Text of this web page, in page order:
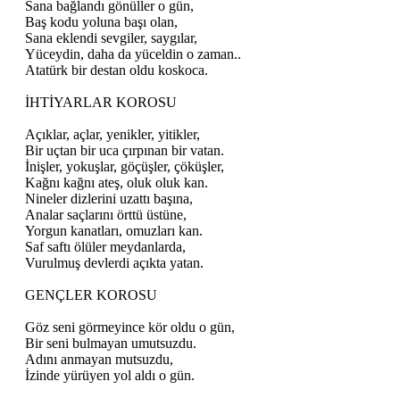
Sana bağlandı gönüller o gün,
Baş kodu yoluna başı olan,
Sana eklendi sevgiler, saygılar,
Yüceydin, daha da yüceldin o zaman..
Atatürk bir destan oldu koskoca.
İHTİYARLAR KOROSU
Açıklar, açlar, yenikler, yitikler,
Bir uçtan bir uca çırpınan bir vatan.
İnişler, yokuşlar, göçüşler, çöküşler,
Kağnı kağnı ateş, oluk oluk kan.
Nineler dizlerini uzattı başına,
Analar saçlarını örttü üstüne,
Yorgun kanatları, omuzları kan.
Saf saftı ölüler meydanlarda,
Vurulmuş devlerdi açıkta yatan.
GENÇLER KOROSU
Göz seni görmeyince kör oldu o gün,
Bir seni bulmayan umutsuzdu.
Adını anmayan mutsuzdu,
İzinde yürüyen yol aldı o gün.